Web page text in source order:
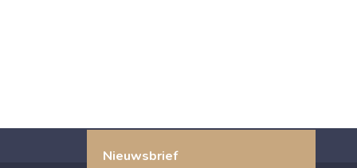
Nieuwsbrief